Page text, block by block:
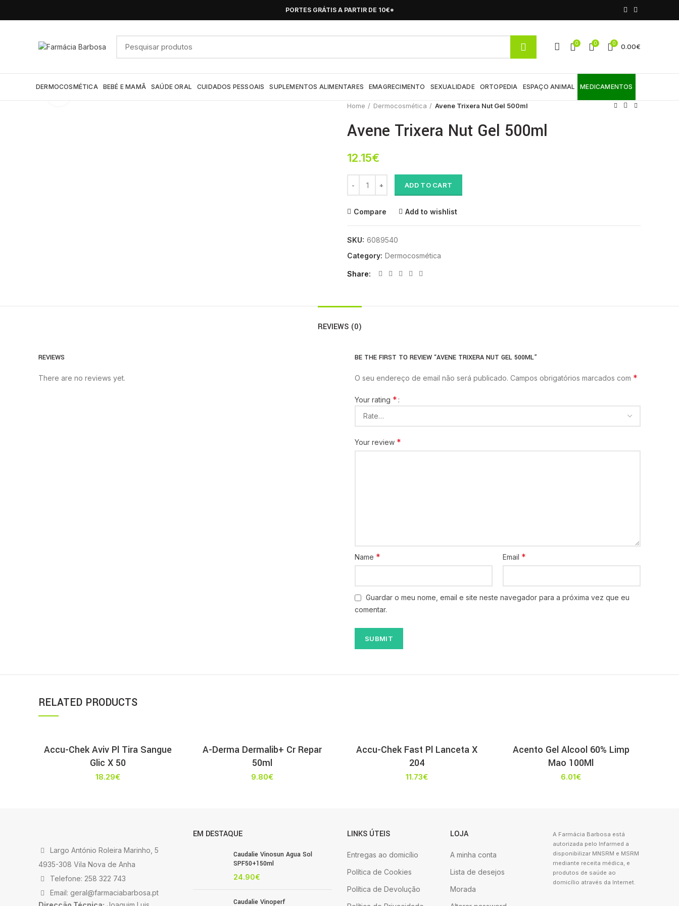
PORTES GRÁTIS A PARTIR DE 10€*
0 0 0 0.00€
DERMOCOSMÉTICA BEBÉ E MAMÃ SAÚDE ORAL CUIDADOS PESSOAIS SUPLEMENTOS ALIMENTARES EMAGRECIMENTO SEXUALIDADE ORTOPEDIA ESPAÇO ANIMAL MEDICAMENTOS
Home
Dermocosmética Avene Trixera Nut Gel 500ml
Avene Trixera Nut Gel 500ml
12.15€
ADD TO CART
Compare Add to wishlist
SKU: 6089540
Category: Dermocosmética
Share
REVIEWS (0)
REVIEWS
There are no reviews yet.
BE THE FIRST TO REVIEW “AVENE TRIXERA NUT GEL 500ML”
O seu endereço de email não será publicado. Campos obrigatórios marcados com *
Your rating *
Your review *
Name * Email *
Guardar o meu nome, email e site neste navegador para a próxima vez que eu
comentar.
RELATED PRODUCTS
Accu-Chek Aviv Pl Tira Sangue
Glic X 50
18.29€
A-Derma Dermalib+ Cr Repar
50ml
9.80€
Accu-Chek Fast Pl Lanceta X
204
11.73€
Acento Gel Alcool 60% Limp
Mao 100Ml
6.01€
Largo António Roleira Marinho, 5
4935-308 Vila Nova de Anha
Telefone: 258 322 743
Email: geral@farmaciabarbosa.pt
EM DESTAQUE
Caudalie Vinosun Agua Sol
SPF50+150ml
24.90€
Caudalie Vinoperf
LINKS ÚTEIS
Entregas ao domicílio
Política de Cookies
Política de Devolução
LOJA
A minha conta
Lista de desejos
Morada
A Farmácia Barbosa está
autorizada pelo Infarmed a
disponibilizar MNSRM e MSRM
mediante receita médica, e
produtos de saúde ao
domicílio através da Internet.